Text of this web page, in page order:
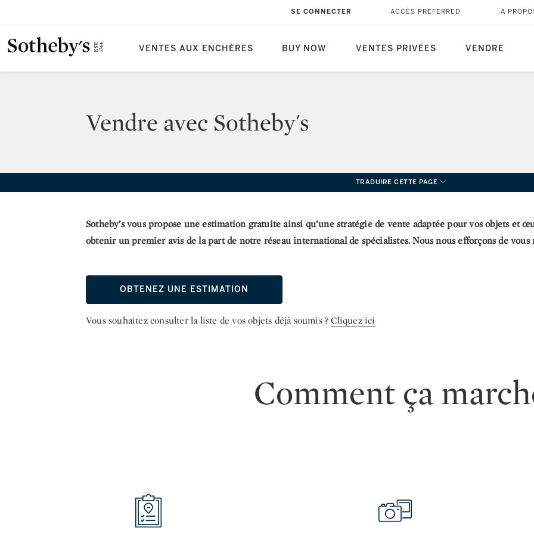
VENTES AUX ENCHÈRES BUY NOW VENTES PRIVÉES VENDRE
SE CONNECTER ACCÈS PREFERRED À
Vendre avec Sotheby's
TRADUIRE CETTE PAGE
Sotheby’s vous propose une estimation gratuite ainsi qu’une stratégie de vente adaptée pour vos objets et
obtenir un premier avis de la part de notre réseau international de spécialistes. Nous nous efforçons de vous
OBTENEZ UNE ESTIMATION
Vous souhaitez consulter la liste de vos objets déjà soumis ?Cliquez ici
Comment ça